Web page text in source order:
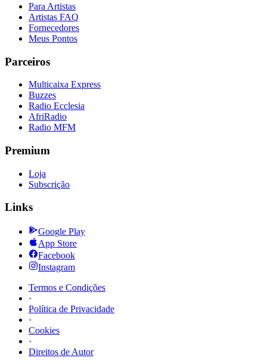
Para Artistas
Artistas FAQ
Fornecedores
Meus Pontos
Parceiros
Multicaixa Express
Buzzes
Radio Ecclesia
AfriRadio
Radio MFM
Premium
Loja
Subscrição
Links
Google Play
App Store
Facebook
Instagram
Termos e Condições
·
Política de Privacidade
·
Cookies
·
Direitos de Autor